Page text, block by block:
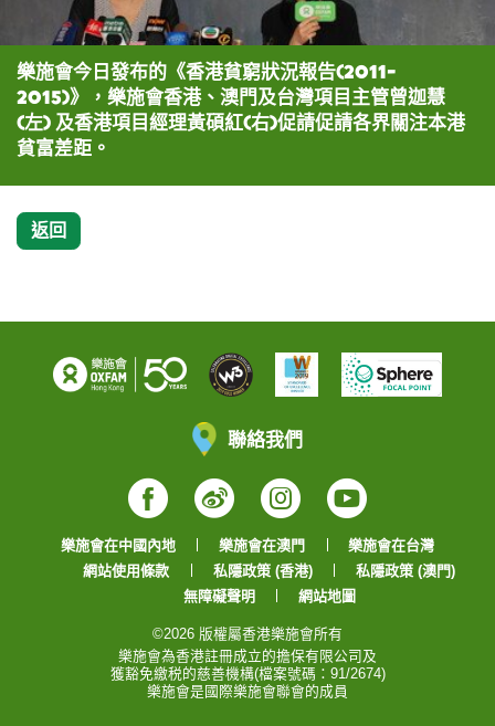
樂施會今日發布的《香港貧窮狀況報告(2011-
2015)》，樂施會香港、澳門及台灣項目主管曾迦慧
(左) 及香港項目經理黃碩紅(右)促請促請各界關注本港
貧富差距。
返回
聯絡我們
Facebook
WeiboInstagram
YouTube
樂施會在中國內地 樂施會在澳門
樂施會在台灣
網站使用條款
私隱政策 (香港)
私隱政策 (澳門)
無障礙聲明
網站地圖
©2026 版權屬香港樂施會所有
樂施會為香港註冊成立的擔保有限公司及
獲豁免繳税的慈善機構(檔案號碼：91/2674)
樂施會是國際樂施會聯會的成員